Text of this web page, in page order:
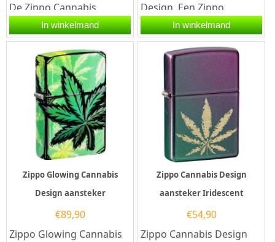
De Zippo Cannabis
aansteker is mat...
In winkelmand
Design. Een Zippo
aansteker is een
kwalitatief
goede aansteker met de...
In winkelmand
Zippo Glowing Cannabis
Design aansteker
€89,90
Zippo Glowing Cannabis
Zippo Cannabis Design
aansteker Iridescent
€54,90
Zippo Cannabis Design